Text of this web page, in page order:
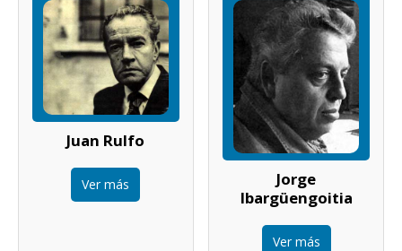
Juan Rulfo
Ver más
Jorge
Ibargüengoitia
Ver más